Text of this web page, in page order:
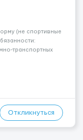
(не спортивные
транспортных
различными
Откликнуться